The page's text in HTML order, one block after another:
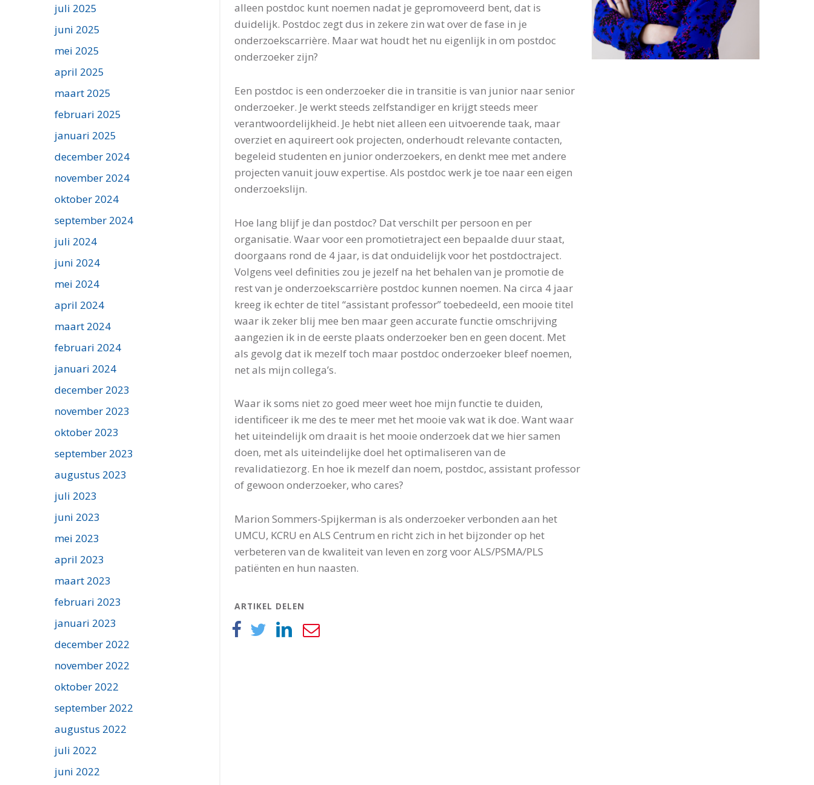
juli 2025
juni 2025
mei 2025
april 2025
maart 2025
februari 2025
januari 2025
december 2024
november 2024
oktober 2024
september 2024
juli 2024
juni 2024
mei 2024
april 2024
maart 2024
februari 2024
januari 2024
december 2023
november 2023
oktober 2023
september 2023
augustus 2023
juli 2023
juni 2023
mei 2023
april 2023
maart 2023
februari 2023
januari 2023
december 2022
november 2022
oktober 2022
september 2022
augustus 2022
juli 2022
juni 2022
alleen postdoc kunt noemen nadat je gepromoveerd bent, dat is
duidelijk. Postdoc zegt dus in zekere zin wat over de fase in je
onderzoekscarrière. Maar wat houdt het nu eigenlijk in om postdoc
onderzoeker zijn?
Een postdoc is een onderzoeker die in transitie is van junior naar senior
onderzoeker. Je werkt steeds zelfstandiger en krijgt steeds meer
verantwoordelijkheid. Je hebt niet alleen een uitvoerende taak, maar
overziet en aquireert ook projecten, onderhoudt relevante contacten,
begeleid studenten en junior onderzoekers, en denkt mee met andere
projecten vanuit jouw expertise. Als postdoc werk je toe naar een eigen
onderzoekslijn.
Hoe lang blijf je dan postdoc? Dat verschilt per persoon en per
organisatie. Waar voor een promotietraject een bepaalde duur staat,
doorgaans rond de 4 jaar, is dat onduidelijk voor het postdoctraject.
Volgens veel definities zou je jezelf na het behalen van je promotie de
rest van je onderzoekscarrière postdoc kunnen noemen. Na circa 4 jaar
kreeg ik echter de titel “assistant professor” toebedeeld, een mooie titel
waar ik zeker blij mee ben maar geen accurate functie omschrijving
aangezien ik in de eerste plaats onderzoeker ben en geen docent. Met
als gevolg dat ik mezelf toch maar postdoc onderzoeker bleef noemen,
net als mijn collega’s.
Waar ik soms niet zo goed meer weet hoe mijn functie te duiden,
identificeer ik me des te meer met het mooie vak wat ik doe. Want waar
het uiteindelijk om draait is het mooie onderzoek dat we hier samen
doen, met als uiteindelijke doel het optimaliseren van de
revalidatiezorg. En hoe ik mezelf dan noem, postdoc, assistant professor
of gewoon onderzoeker, who cares?
Marion Sommers-Spijkerman is als onderzoeker verbonden aan het
UMCU, KCRU en ALS Centrum en richt zich in het bijzonder op het
verbeteren van de kwaliteit van leven en zorg voor ALS/PSMA/PLS
patiënten en hun naasten.
ARTIKEL DELEN